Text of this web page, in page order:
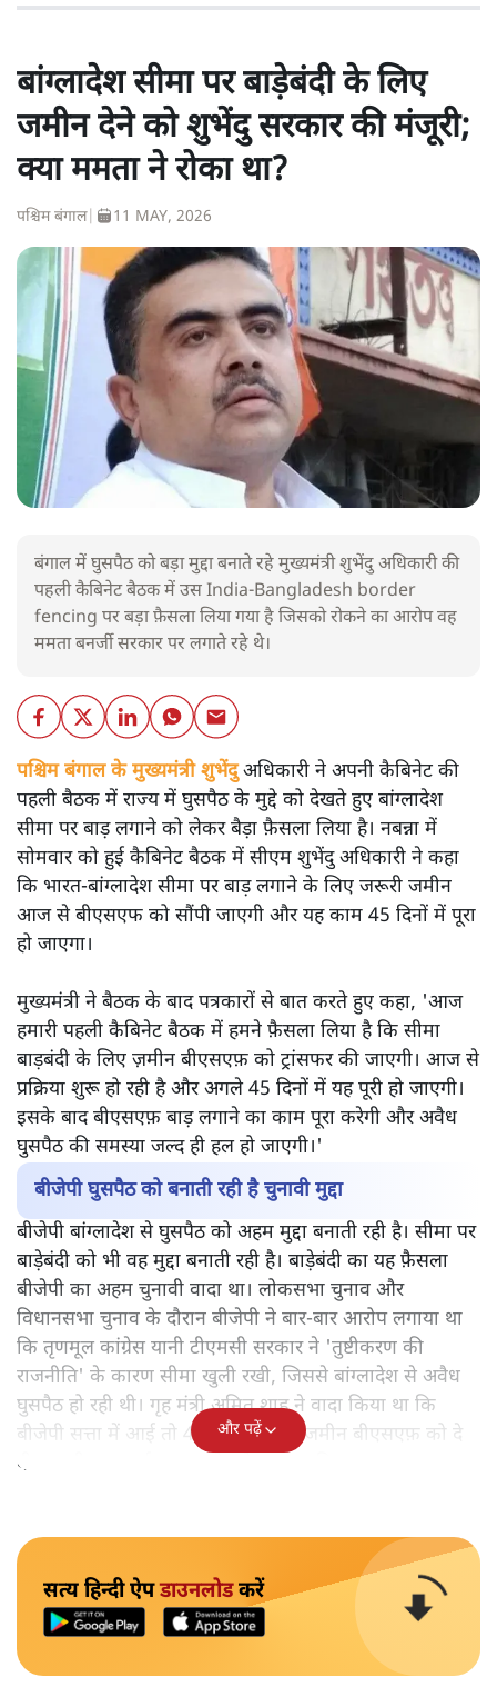
बांग्लादेश सीमा पर बाड़ेबंदी के लिए
जमीन देने को शुभेंदु सरकार की मंजूरी;
क्या ममता ने रोका था?
पश्चिम बंगाल| 11 MAY, 2026
बंगाल में घुसपैठ को बड़ा मुद्दा बनाते रहे मुख्यमंत्री शुभेंदु अधिकारी की
पहली कैबिनेट बैठक में उस India-Bangladesh border
fencing पर बड़ा फ़ैसला लिया गया है जिसको रोकने का आरोप वह
ममता बनर्जी सरकार पर लगाते रहे थे।
पश्चिम बंगाल के मुख्यमंत्री शुभेंदुअधिकारी ने अपनी कैबिनेट की
पहली बैठक में राज्य में घुसपैठ के मुद्दे को देखते हुए बांग्लादेश
सीमा पर बाड़ लगाने को लेकर बैड़ा फ़ैसला लिया है। नबन्ना में
सोमवार को हुई कैबिनेट बैठक में सीएम शुभेंदु अधिकारी ने कहा
कि भारत-बांग्लादेश सीमा पर बाड़ लगाने के लिए जरूरी जमीन
आज से बीएसएफ को सौंपी जाएगी और यह काम 45 दिनों में पूरा
हो जाएगा।
मुख्यमंत्री ने बैठक के बाद पत्रकारों से बात करते हुए कहा, 'आज
हमारी पहली कैबिनेट बैठक में हमने फ़ैसला लिया है कि सीमा
बाड़बंदी के लिए ज़मीन बीएसएफ़ को ट्रांसफर की जाएगी। आज से
प्रक्रिया शुरू हो रही है और अगले 45 दिनों में यह पूरी हो जाएगी।
इसके बाद बीएसएफ़ बाड़ लगाने का काम पूरा करेगी और अवैध
घुसपैठ की समस्या जल्द ही हल हो जाएगी।'
बीजेपी घुसपैठ को बनाती रही है चुनावी मुद्दा
बीजेपी बांग्लादेश से घुसपैठ को अहम मुद्दा बनाती रही है। सीमा पर
बाड़ेबंदी को भी वह मुद्दा बनाती रही है। बाड़ेबंदी का यह फ़ैसला
बीजेपी का अहम चुनावी वादा था। लोकसभा चुनाव और
विधानसभा चुनाव के दौरान बीजेपी ने बार-बार आरोप लगाया था
कि तृणमूल कांग्रेस यानी टीएमसी सरकार ने 'तुष्टीकरण की
राजनीति' के कारण सीमा खुली रखी, जिससे बांग्लादेश से अवैध
घुसपैठ हो रही थी। गृह मंत्री अमित शाह ने वादा किया था कि
बीजेपी सत्ता में आई तो 45 दिनों में सारी जमीन बीएसएफ़ को दे
दी जाएगी। अब नई सरकार ने इसे पूरा कर दिया।
और पढ़ें
सत्य हिन्दी ऐपडाउनलोडकरें